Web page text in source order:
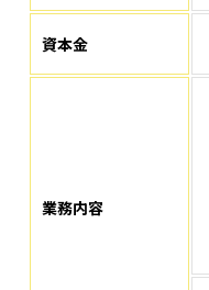
資本金
業務内容